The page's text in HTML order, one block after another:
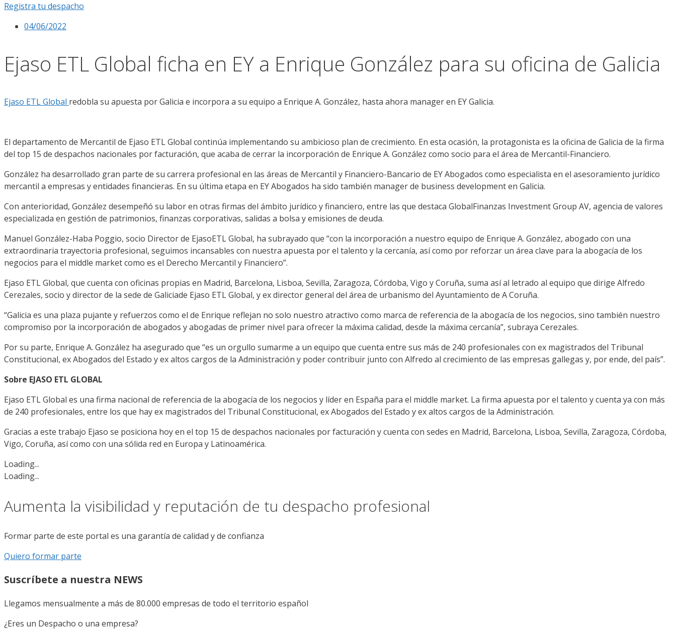
Registra tu despacho
04/06/2022
Ejaso ETL Global ficha en EY a Enrique González para su oficina de Galicia
Ejaso ETL Global redobla su apuesta por Galicia e incorpora a su equipo a Enrique A. González, hasta ahora manager en EY Galicia.
El departamento de Mercantil de Ejaso ETL Global continúa implementando su ambicioso plan de crecimiento. En esta ocasión, la protagonista es la oficina de Galicia de la firma
del top 15 de despachos nacionales por facturación, que acaba de cerrar la incorporación de Enrique A. González como socio para el área de Mercantil-Financiero.
González ha desarrollado gran parte de su carrera profesional en las áreas de Mercantil y Financiero-Bancario de EY Abogados como especialista en el asesoramiento jurídico
mercantil a empresas y entidades financieras. En su última etapa en EY Abogados ha sido también manager de business developmenten Galicia.
Con anterioridad, González desempeñó su labor en otras firmas del ámbito jurídico y financiero, entre las que destaca GlobalFinanzas Investment Group AV, agencia de valores
especializada en gestión de patrimonios, finanzas corporativas, salidas a bolsa y emisiones de deuda.
Manuel González-Haba Poggio, socio Director de EjasoETL Global, ha subrayado que “con la incorporación a nuestro equipo de Enrique A. González, abogado con una
extraordinaria trayectoria profesional, seguimos incansables con nuestra apuesta por el talento y la cercanía, así como por reforzar un área clave para la abogacía de los
negocios para el middle marketcomo es el Derecho Mercantil y Financiero”.
Ejaso ETL Global, que cuenta con oficinas propias en Madrid, Barcelona, Lisboa, Sevilla, Zaragoza, Córdoba, Vigo yCoruña, suma así al letrado al equipo que dirige Alfredo
Cerezales, socio y director de la sede de Galiciade Ejaso ETL Global, yex director general del área de urbanismo del Ayuntamiento de A Coruña.
“Galicia es una plaza pujante y refuerzos como el de Enrique reflejan no solo nuestro atractivo como marca de referencia de la abogacía de los negocios, sino también nuestro
compromiso por la incorporación de abogados y abogadas de primer nivel para ofrecer la máxima calidad, desde la máxima cercanía”, subraya Cerezales.
Por su parte, Enrique A. González ha asegurado que “es un orgullo sumarme a un equipo que cuenta entre sus más de 240 profesionales con ex magistrados del Tribunal
Constitucional, ex Abogados del Estado y ex altos cargos de la Administración y podercontribuir junto con Alfredo al crecimiento de las empresas gallegas y, por ende, del país”.
Sobre EJASO ETL GLOBAL
Ejaso ETL Global es una firma nacional de referencia de la abogacía de los negocios y líder en España para el middle market. La firma apuesta por el talento y cuenta ya con más
de 240 profesionales, entre los que hayex magistrados del Tribunal Constitucional, ex Abogados del Estado y ex altos cargos de la Administración.
Gracias a este trabajo Ejaso se posiciona hoy en el top 15 de despachos nacionales por facturación y cuenta con sedes en Madrid, Barcelona, Lisboa, Sevilla, Zaragoza, Córdoba,
Vigo, Coruña, así como con una sólida red en Europa y Latinoamérica.
Loading...
Loading...
Aumenta la visibilidad y reputación de tu despacho profesional
Formar parte de este portal es una garantía de calidad y de confianza
Quiero formar parte
Suscríbete a nuestra NEWS
Llegamos mensualmente a más de 80.000 empresas de todo el territorio español
¿Eres un Despacho o una empresa?